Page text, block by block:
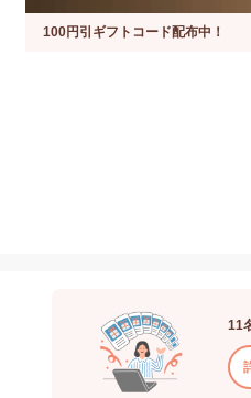
100円引ギフトコード配布中！
11